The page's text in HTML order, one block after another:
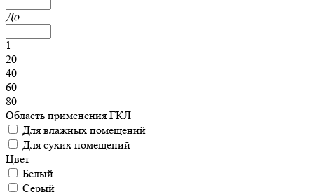
До
1
20
40
60
80
Область применения ГКЛ
Для влажных помещений
Для сухих помещений
Цвет
Белый
Серый